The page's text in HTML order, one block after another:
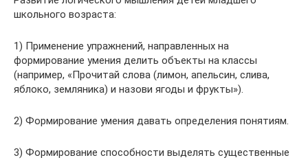
школьного возраста:
1) Применение упражнений, направленных на
формирование умения делить объекты на классы
(например, «Прочитай слова (лимон, апельсин, слива,
яблоко, земляника) и назови ягоды и фрукты»).
2) Формирование умения давать определения понятиям.
3) Формирование способности выделять существенные